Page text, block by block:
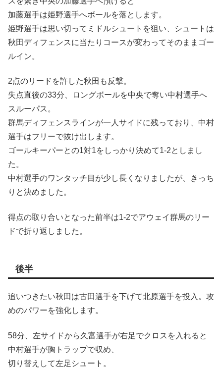
加藤選手は姫野選手へボールを落とします。
姫野選手は思い切ってミドルシュートを狙い、シュートは
秋田ディフェンスに当たりコースが変わってそのままゴー
ルイン。
2点のリードを許した秋田も反撃。
失点直後の33分、ロングボールを中央で奪い中村選手へ
スルーパス。
群馬ディフェンスラインが一人サイドに残っており、中村
選手はフリーで抜け出します。
ゴールキーパーとの1対1をしっかり決めて1-2としまし
た。
中村選手のワンタッチ目が少し長くなりましたが、きっち
りと決めました。
得点の取り合いとなった前半は1-2でアウェイ群馬のリー
ドで折り返しました。
後半
追いつきたい秋田は古田選手を下げて北原選手を投入。攻
めのパワーを強化します。
58分、左サイドから久富選手が右足でクロスを入れると
中村選手が胸トラップで収め、
切り替えして左足シュート。